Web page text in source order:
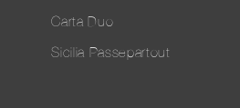
Carta Duo
Sicilia Passepartout